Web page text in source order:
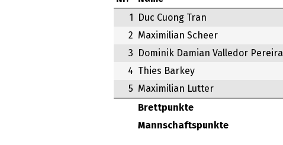
Brettpunkte
Mannschaftspunkte
1 Duc Cuong Tran
2
Maximilian Scheer
3
Dominik Damian Valledor Pereira
4
Thies Barkey
5
Maximilian Lutter